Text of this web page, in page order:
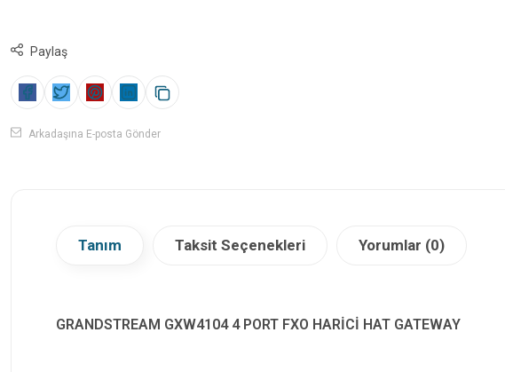
Paylaş
Arkadaşına E-posta Gönder
Tanım Taksit Seçenekleri Yorumlar (0)
GRANDSTREAM GXW4104 4 PORT FXO HARİCİ HAT GATEWAY